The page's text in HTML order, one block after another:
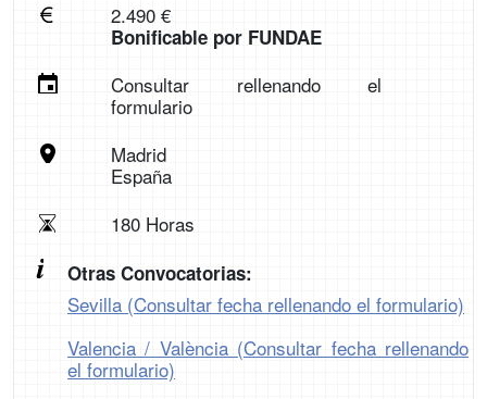
2.490 €
Bonificable por FUNDAE
Consultar rellenando el
formulario
Madrid
España
180 Horas
Otras Convocatorias:
Sevilla (Consultar fecha rellenando el formulario)
Valencia / València (Consultar fecha rellenando
el formulario)